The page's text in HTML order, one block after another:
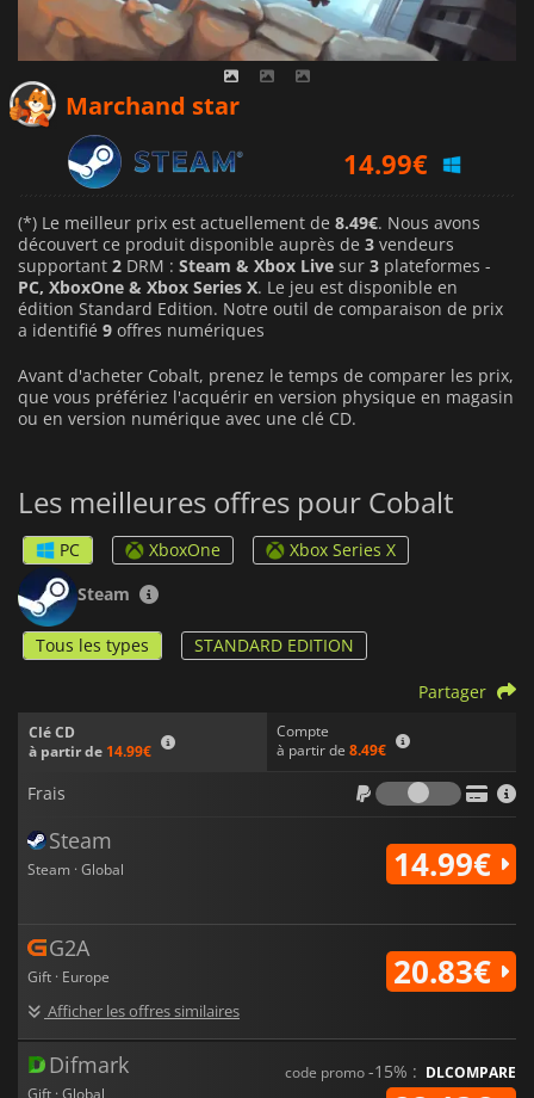
Marchand star
14.99€
16.46€
22.13€
(*) Le meilleur prix est actuellement de 8.49€. Nous avons
découvert ce produit disponible auprès de 3 vendeurs
supportant 2 DRM : Steam & Xbox Live sur 3 plateformes -
PC, XboxOne & Xbox Series X. Le jeu est disponible en
édition Standard Edition. Notre outil de comparaison de prix
a identifié 9 offres numériques
Avant d'acheter Cobalt, prenez le temps de comparer les prix,
que vous préfériez l'acquérir en version physique en magasin
ou en version numérique avec une clé CD.
Les meilleures offres pour Cobalt
PC XboxOne
Xbox Series X
Steam
Tous les types STANDARD EDITION
Clé CD
à partir de 14.99€
Compte
à partir de 8.49€
Partager
Frais
Frais
Steam
Steam · Global 14.99€
G2A
Gift · Europe
Afficher les offres similaires
20.83€
Difmark
Gift · Global
code promo-15% : DLCOMPARE